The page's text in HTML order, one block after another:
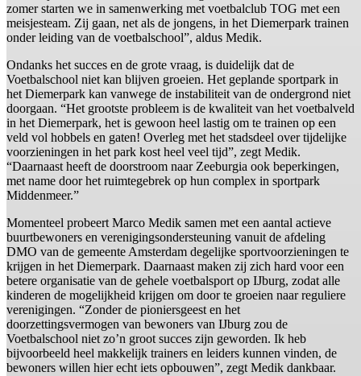
zomer starten we in samenwerking met voetbalclub TOG met een
meisjesteam. Zij gaan, net als de jongens, in het Diemerpark trainen
onder leiding van de voetbalschool”, aldus Medik.
Ondanks het succes en de grote vraag, is duidelijk dat de
Voetbalschool niet kan blijven groeien. Het geplande sportpark in
het Diemerpark kan vanwege de instabiliteit van de ondergrond niet
doorgaan. “Het grootste probleem is de kwaliteit van het voetbalveld
in het Diemerpark, het is gewoon heel lastig om te trainen op een
veld vol hobbels en gaten! Overleg met het stadsdeel over tijdelijke
voorzieningen in het park kost heel veel tijd”, zegt Medik.
“Daarnaast heeft de doorstroom naar Zeeburgia ook beperkingen,
met name door het ruimtegebrek op hun complex in sportpark
Middenmeer.”
Momenteel probeert Marco Medik samen met een aantal actieve
buurtbewoners en verenigingsondersteuning vanuit de afdeling
DMO van de gemeente Amsterdam degelijke sportvoorzieningen te
krijgen in het Diemerpark. Daarnaast maken zij zich hard voor een
betere organisatie van de gehele voetbalsport op IJburg, zodat alle
kinderen de mogelijkheid krijgen om door te groeien naar reguliere
verenigingen. “Zonder de pioniersgeest en het
doorzettingsvermogen van bewoners van IJburg zou de
Voetbalschool niet zo’n groot succes zijn geworden. Ik heb
bijvoorbeeld heel makkelijk trainers en leiders kunnen vinden, de
bewoners willen hier echt iets opbouwen”, zegt Medik dankbaar.